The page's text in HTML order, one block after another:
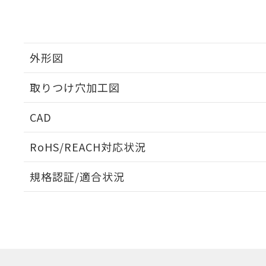
外形図
取りつけ穴加工図
CAD
RoHS/REACH対応状況
EU RoHS 注意事項・凡例
規格認証/適合状況